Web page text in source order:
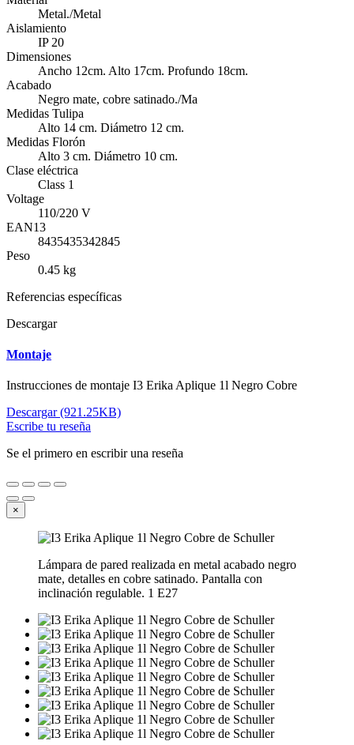
Metal./Metal
Aislamiento
IP 20
Dimensiones
Ancho 12cm. Alto 17cm. Profundo 18cm.
Acabado
Negro mate, cobre satinado./Ma
Medidas Tulipa
Alto 14 cm. Diámetro 12 cm.
Medidas Florón
Alto 3 cm. Diámetro 10 cm.
Clase eléctrica
Class 1
Voltage
110/220 V
EAN13
8435435342845
Peso
0.45 kg
Referencias específicas
Descargar
Montaje
Instrucciones de montaje I3 Erika Aplique 1l Negro Cobre
Descargar (921.25KB)
Escribe tu reseña
Se el primero en escribir una reseña
×
Lámpara de pared realizada en metal acabado negro
mate, detalles en cobre satinado. Pantalla con
inclinación regulable. 1 E27